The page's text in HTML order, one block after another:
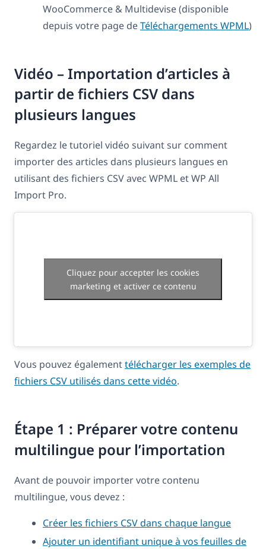
WooCommerce & Multidevise (disponible
depuis votre page deTéléchargements WPML)
Vidéo – Importation d’articles à
partir de fichiers CSV dans
plusieurs langues
Regardez le tutoriel vidéo suivant sur comment
importer des articles dans plusieurs langues en
utilisant des fichiers CSV avec WPML et WP All
Import Pro.
Cliquez pour accepter les cookies
marketing et activer ce contenu
Vous pouvez égalementtélécharger les exemples de
fichiers CSV utilisés dans cette vidéo.
Étape 1 : Préparer votre contenu
multilingue pour l’importation
Avant de pouvoir importer votre contenu
multilingue, vous devez :
Créer les fichiers CSV dans chaque langue
Ajouter un identifiant unique à vos feuilles de